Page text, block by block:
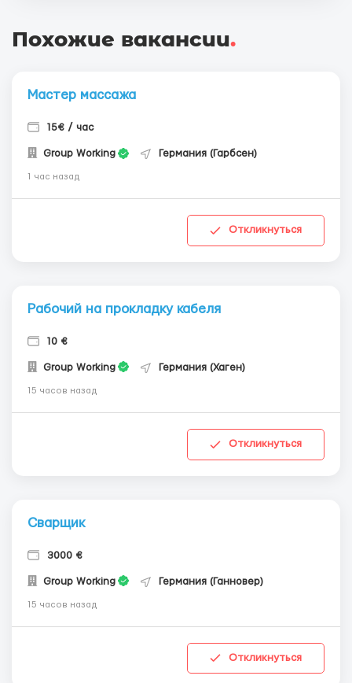
Похожие вакансии.
Мастер массажа
15€ / час
Group Working Германия (Гарбсен)
1 час назад
Откликнуться
Рабочий на прокладку кабеля
10 €
Group Working Германия (Хаген)
15 часов назад
Откликнуться
Сварщик
3000 €
Group Working Германия (Ганновер)
15 часов назад
Откликнуться